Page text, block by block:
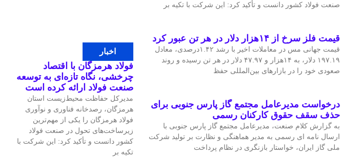
صنعت فولاد کشور دانست و تأکید کرد: این شرکت با تکیه بر
قیمت فلز سرخ از ۱۴هزار دلار در هر تن عبور کرد
قیمت جهانی مس در معاملات اخیر با رشد ۱.۴۲درصدی، معادل
۱۹۷.۱۹ دلار، به ۱۴هزار و ۴۷.۹۷ دلار در هر تن رسیده و روند
صعودی خود را در بازارهای بین‌المللی حفظ
درخواست مدیرعامل مجتمع گاز پارس جنوبی برای
حذف سقف حقوق کارکنان رسمی
به گزارش کلام صنعت، مدیرعامل مجتمع گاز پارس جنوبی با
ارسال نامه ای رسمی به مدیر هماهنگی و نظارت بر تولید شرکت
ملی گاز ایران، خواستار بازنگری در نظام پرداخت
اخبار
فولاد هرمزگان با اقتصاد
چرخشی، نگاه تازه‌ای به توسعه
صنعت فولاد ارائه کرده است
مدیرکل حفاظت محیط‌زیست استان
هرمزگان، رصدخانه فناوری و نوآوری
فولاد هرمزگان را یکی از مهم‌ترین
زیرساخت‌های تحول در صنعت فولاد
کشور دانست و تأکید کرد: این شرکت با
تکیه بر